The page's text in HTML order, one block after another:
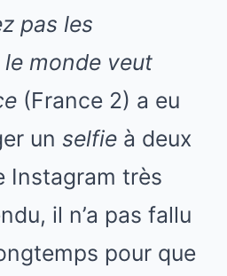
pas les
le monde veut
(France 2) a eu
un selfie à deux
Instagram très
il n’a pas fallu
pour que